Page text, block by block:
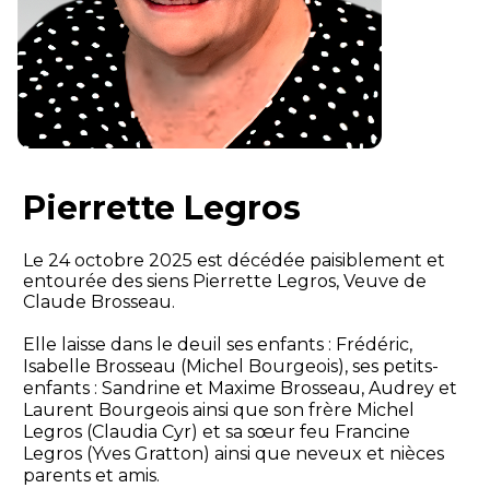
Pierrette Legros
Le 24 octobre 2025 est décédée paisiblement et
entourée des siens Pierrette Legros, Veuve de
Claude Brosseau.
Elle laisse dans le deuil ses enfants : Frédéric,
Isabelle Brosseau (Michel Bourgeois), ses petits-
enfants : Sandrine et Maxime Brosseau, Audrey et
Laurent Bourgeois ainsi que son frère Michel
Legros (Claudia Cyr) et sa sœur feu Francine
Legros (Yves Gratton) ainsi que neveux et nièces
parents et amis.